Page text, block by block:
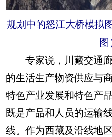
规划中的怒江大桥模拟
图
专家说，川藏交通廊
的生活生产物资供应与
特色产业发展和特色产
既是产品和人员的运输
线。作为西藏及沿线地